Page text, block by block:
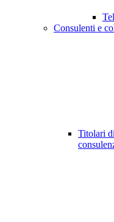
Consulenti e
Titolari